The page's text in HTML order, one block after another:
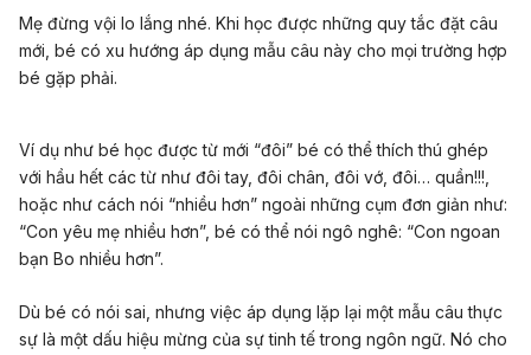
Mẹ đừng vội lo lắng nhé. Khi học được những quy tắc đặt câu
mới, bé có xu hướng áp dụng mẫu câu này cho mọi trường hợp
bé gặp phải.
Ví dụ như bé học được từ mới “đôi” bé có thể thích thú ghép
với hầu hết các từ như đôi tay, đôi chân, đôi vớ, đôi… quần!!!,
hoặc như cách nói “nhiều hơn” ngoài những cụm đơn giản như:
“Con yêu mẹ nhiều hơn”, bé có thể nói ngô nghê: “Con ngoan
bạn Bo nhiều hơn”.
Dù bé có nói sai, nhưng việc áp dụng lặp lại một mẫu câu thực
sự là một dấu hiệu mừng của sự tinh tế trong ngôn ngữ. Nó cho